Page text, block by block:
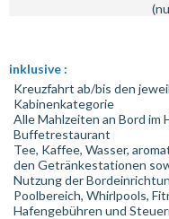
inklusive :
Kreuzfahrt ab/bis den
Kabinenkategorie
Alle Mahlzeiten an Bord im
Buffetrestaurant
Tee, Kaffee, Wasser,
den Getränkestationen
Nutzung der
Poolbereich, Whirlpools,
Hafengebühren und